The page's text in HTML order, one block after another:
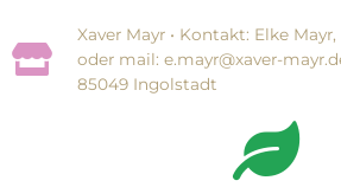
Xaver Mayr • Kontakt: Elke
oder mail: e.mayr@xaver-
85049 Ingolstadt